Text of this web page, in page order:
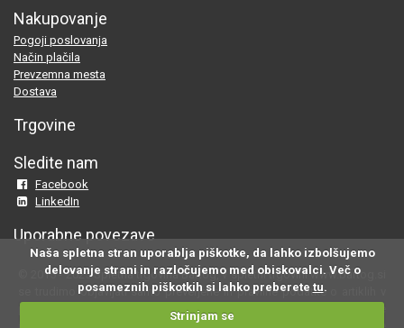
Nakupovanje
Pogoji poslovanja
Način plačila
Prevzemna mesta
Dostava
Trgovine
Sledite nam
Facebook
LinkedIn
Uporabne povezave
© 2015 - 2025 Spletna trgovina Bartog, v spletni trgovini www.bartog.si
se trudimo objavljati samo preverjene in pravilne podatke o artiklih v
ponudbi; če na naši strani odkrijete neresnične oziroma neustrezne
Naša spletna stran uporablja piškotke, da lahko izbolšujemo
delovanje strani in razločujemo med obiskovalci. Več o
posameznih piškotkih si lahko preberete tu.
Strinjam se